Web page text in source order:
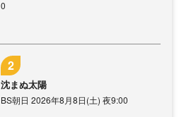
0
沈まぬ太陽
BS朝日 2026年8月8日(土) 夜9:00